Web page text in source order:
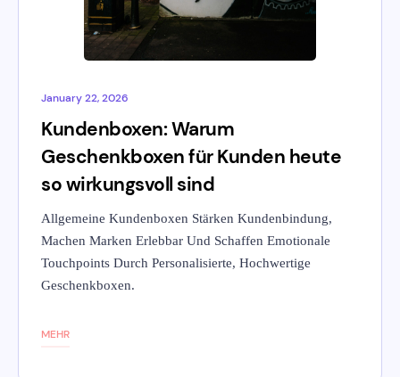
January 22, 2026
Kundenboxen: Warum
Geschenkboxen für Kunden heute
so wirkungsvoll sind
Allgemeine Kundenboxen Stärken Kundenbindung,
Machen Marken Erlebbar Und Schaffen Emotionale
Touchpoints Durch Personalisierte, Hochwertige
Geschenkboxen.
MEHR